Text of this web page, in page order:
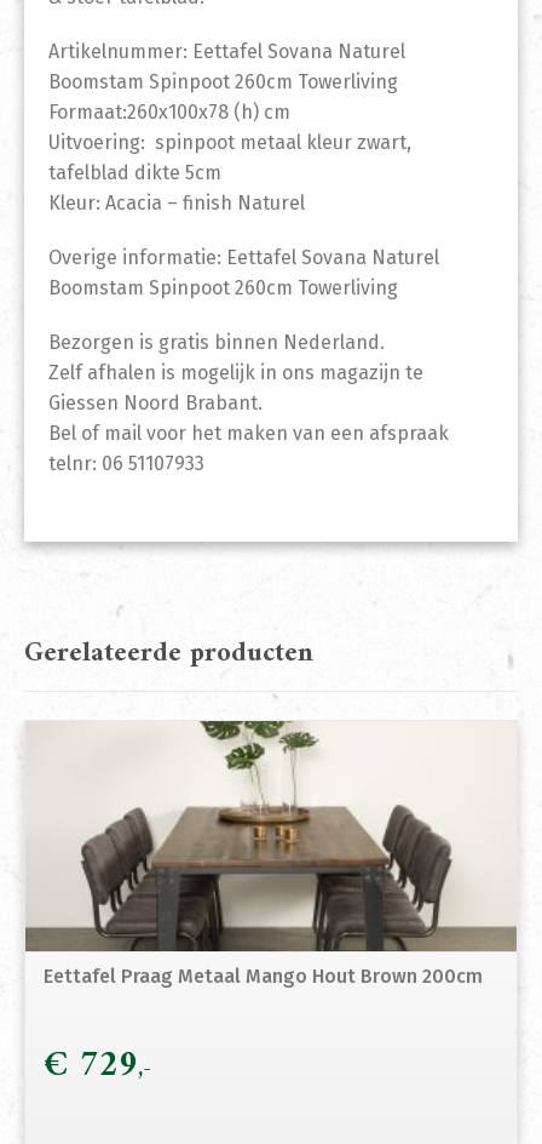
Artikelnummer: Eettafel Sovana Naturel
Boomstam Spinpoot 260cm Towerliving
Formaat:260x100x78 (h) cm
Uitvoering: spinpoot metaal kleur zwart,
tafelblad dikte 5cm
Kleur: Acacia – finish Naturel
Overige informatie: Eettafel Sovana Naturel
Boomstam Spinpoot 260cm Towerliving
Bezorgen is gratis binnen Nederland.
Zelf afhalen is mogelijk in ons magazijn te
Giessen Noord Brabant.
Bel of mail voor het maken van een afspraak
telnr: 06 51107933
Gerelateerde producten
Eettafel Praag Metaal Mango Hout Brown 200cm
€ 729